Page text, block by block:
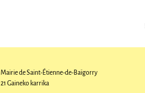
Mairie de Saint-Étienne-de-Baïgorry
21 Gaineko karrika